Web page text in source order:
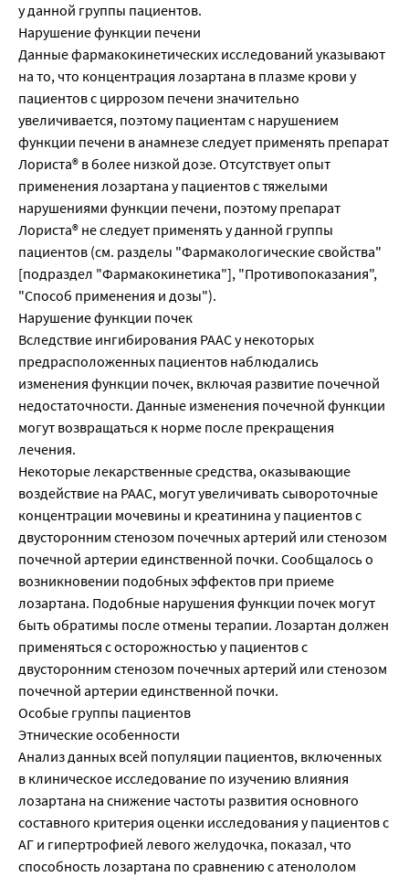
у данной группы пациентов.
Нарушение функции печени
Данные фармакокинетических исследований указывают
на то, что концентрация лозартана в плазме крови у
пациентов с циррозом печени значительно
увеличивается, поэтому пациентам с нарушением
функции печени в анамнезе следует применять препарат
Лориста® в более низкой дозе. Отсутствует опыт
применения лозартана у пациентов с тяжелыми
нарушениями функции печени, поэтому препарат
Лориста® не следует применять у данной группы
пациентов (см. разделы "Фармакологические свойства"
[подраздел "Фармакокинетика"], "Противопоказания",
"Способ применения и дозы").
Нарушение функции почек
Вследствие ингибирования РААС у некоторых
предрасположенных пациентов наблюдались
изменения функции почек, включая развитие почечной
недостаточности. Данные изменения почечной функции
могут возвращаться к норме после прекращения
лечения.
Некоторые лекарственные средства, оказывающие
воздействие на РААС, могут увеличивать сывороточные
концентрации мочевины и креатинина у пациентов с
двусторонним стенозом почечных артерий или стенозом
почечной артерии единственной почки. Сообщалось о
возникновении подобных эффектов при приеме
лозартана. Подобные нарушения функции почек могут
быть обратимы после отмены терапии. Лозартан должен
применяться с осторожностью у пациентов с
двусторонним стенозом почечных артерий или стенозом
почечной артерии единственной почки.
Особые группы пациентов
Этнические особенности
Анализ данных всей популяции пациентов, включенных
в клиническое исследование по изучению влияния
лозартана на снижение частоты развития основного
составного критерия оценки исследования у пациентов с
АГ и гипертрофией левого желудочка, показал, что
способность лозартана по сравнению с атенололом